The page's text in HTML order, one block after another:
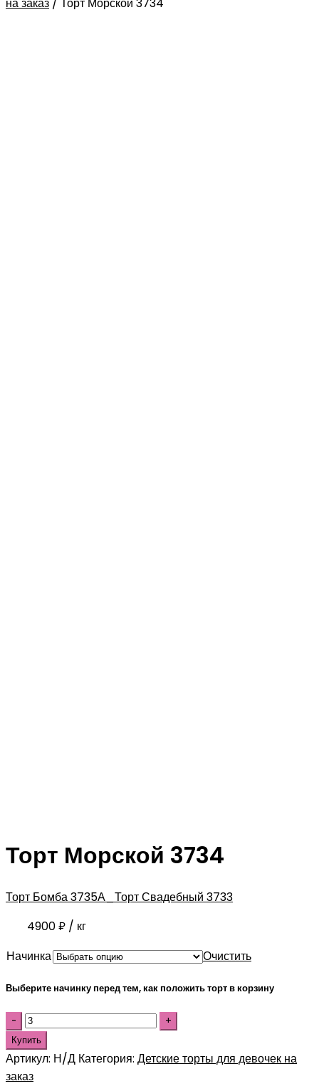
Торт Морской 3734
Торт Бомба 3735А_Торт Свадебный 3733
4900₽ / кг
Начинка
Очистить
Выберите начинку перед тем, как положить торт в корзину
Купить
Артикул: Н/Д Категория: Детские торты для девочек на
заказ